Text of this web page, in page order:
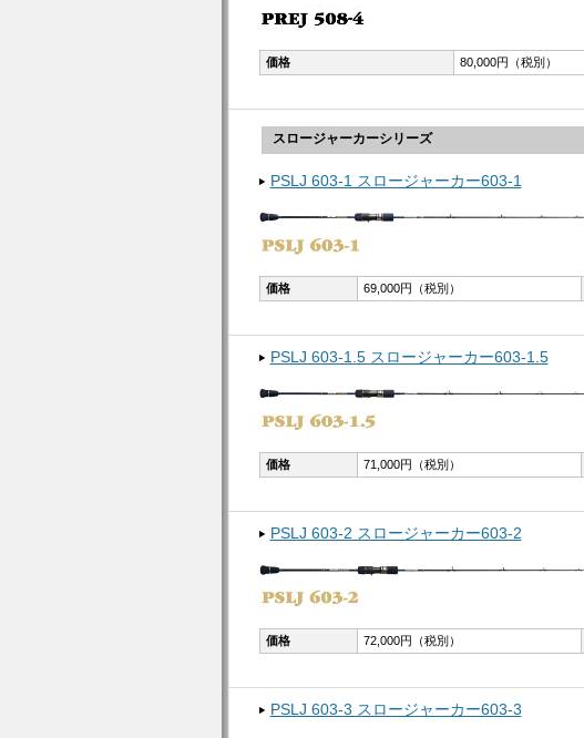
価格 80,000円（税別）
スロージャーカーシリーズ
PSLJ 603-1 スロージャーカー603-1
価格 69,000円（税別）
PSLJ 603-1.5 スロージャーカー603-1.5
価格 71,000円（税別）
PSLJ 603-2 スロージャーカー603-2
価格 72,000円（税別）
PSLJ 603-3 スロージャーカー603-3